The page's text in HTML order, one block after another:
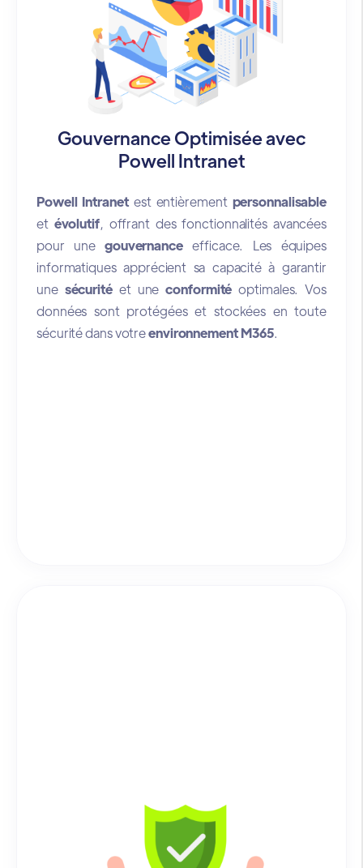
Gouvernance Optimisée avec
Powell Intranet
Powell Intranetest entièrement personnalisable
et évolutif, offrant des fonctionnalités avancées
pour une gouvernanceefficace. Les équipes
informatiques apprécient sa capacité à garantir
une sécuritéet uneconformité optimales. Vos
données sont protégées et stockées en toute
sécurité dans votreenvironnement M365.